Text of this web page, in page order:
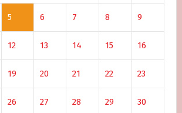
5 6 7 8 9
12 13 14 15 16
19 20 21 22 23
26 27 28 29 30